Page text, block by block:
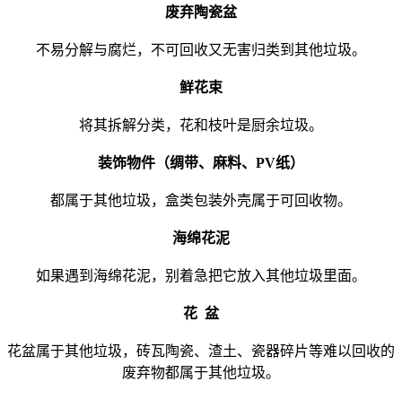
废弃陶瓷盆
不易分解与腐烂，不可回收又无害归类到其他垃圾。
鲜花束
将其拆解分类，花和枝叶是厨余垃圾。
装饰物件（绸带、麻料、PV纸）
都属于其他垃圾，盒类包装外壳属于可回收物。
海绵花泥
如果遇到海绵花泥，别着急把它放入其他垃圾里面。
花 盆
花盆属于其他垃圾，砖瓦陶瓷、渣土、瓷器碎片等难以回收的
废弃物都属于其他垃圾。